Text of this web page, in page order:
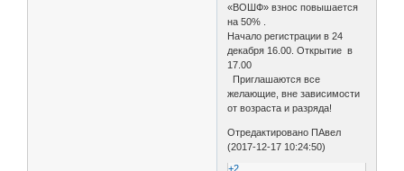
«ВОШФ» взнос повышается
на 50% .
Начало регистрации в 24
декабря 16.00. Открытие в
17.00
Приглашаются все
желающие, вне зависимости
от возраста и разряда!
Отредактировано ПАвел
(2017-12-17 10:24:50)
+2